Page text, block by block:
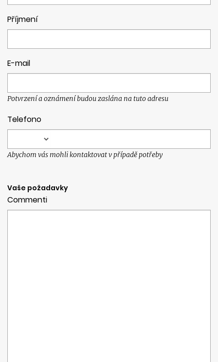
Příjmení
E-mail
Potvrzení a oznámení budou zaslána na tuto adresu
Telefono
Abychom vás mohli kontaktovat v případě potřeby
Vaše požadavky
Commenti